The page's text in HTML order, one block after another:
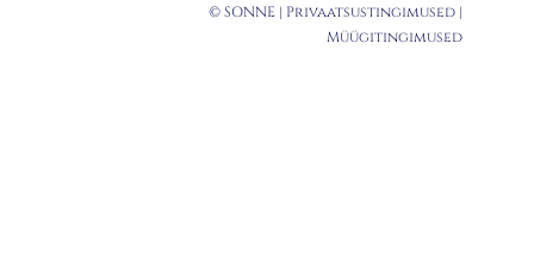
© SONNE | Privaatsustingimused |
Müügitingimused